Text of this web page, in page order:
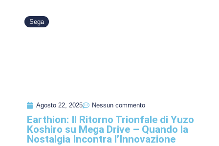
Sega
Agosto 22, 2025 Nessun commento
Earthion: Il Ritorno Trionfale di Yuzo
Koshiro su Mega Drive – Quando la
Nostalgia Incontra l’Innovazione